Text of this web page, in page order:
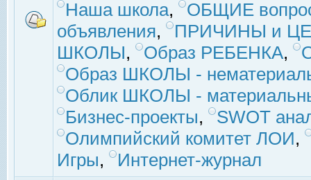
Наша школа,
ОБЩИЕ
объявления,
ПРИЧИНЫ и
ШКОЛЫ, Образ РЕБЕНКА,
Образ ШКОЛЫ -
Облик ШКОЛЫ -
Бизнес-проекты,
SWOT
Олимпийский комитет ЛОИ,
Игры, Интернет-журнал